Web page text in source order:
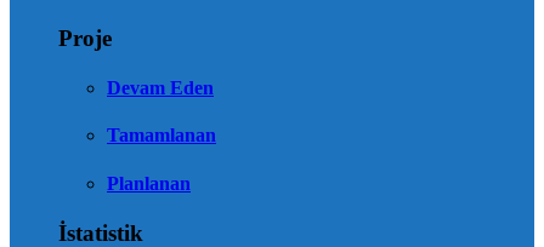
Proje
Devam Eden
Tamamlanan
Planlanan
İstatistik